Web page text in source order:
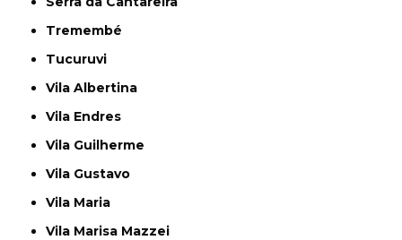
Tremembé
Tucuruvi
Vila Albertina
Vila Endres
Vila Guilherme
Vila Gustavo
Vila Maria
Vila Marisa Mazzei